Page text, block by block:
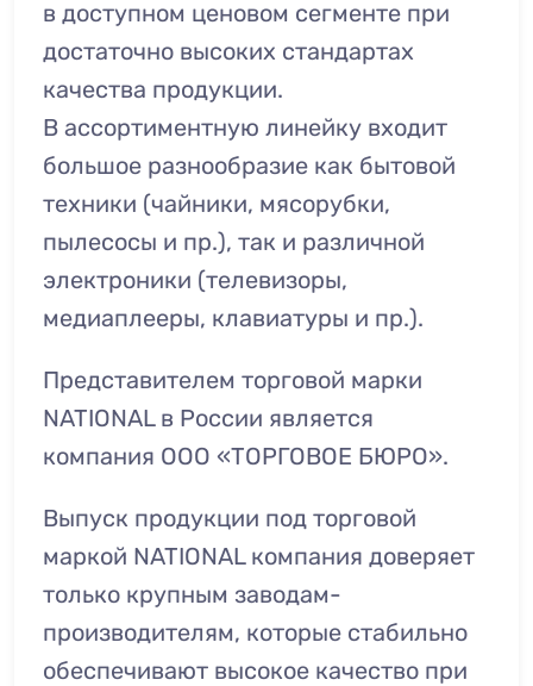
в доступном ценовом сегменте при
достаточно высоких стандартах
качества продукции.
В ассортиментную линейку входит
большое разнообразие как бытовой
техники (чайники, мясорубки,
пылесосы и пр.), так и различной
электроники (телевизоры,
медиаплееры, клавиатуры и пр.).
Представителем торговой марки
NATIONAL в России является
компания ООО «ТОРГОВОЕ БЮРО».
Выпуск продукции под торговой
маркой NATIONAL компания доверяет
только крупным заводам-
производителям, которые стабильно
обеспечивают высокое качество при